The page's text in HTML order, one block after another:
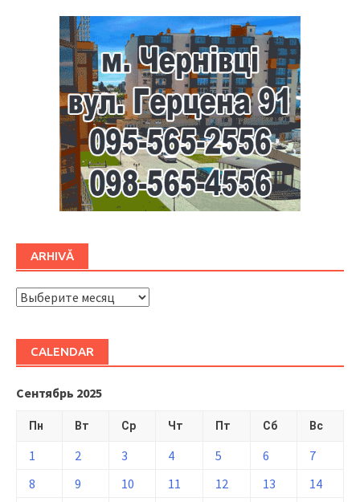
ARHIVĂ
ARHIVĂ
CALENDAR
Сентябрь 2025
Пн Вт Ср Чт Пт Сб Вс
1 2 3 4 5 6
7
8
9 10 11 12 13
14